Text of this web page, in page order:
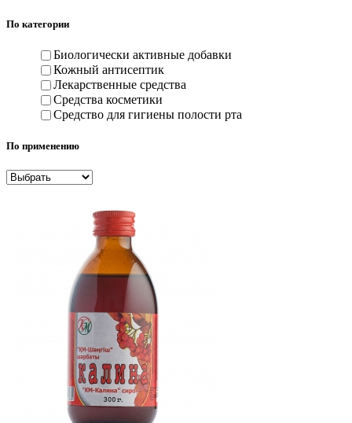
По категории
Биологически активные добавки
Кожный антисептик
Лекарственные средства
Средства косметики
Средство для гигиены полости рта
По применению